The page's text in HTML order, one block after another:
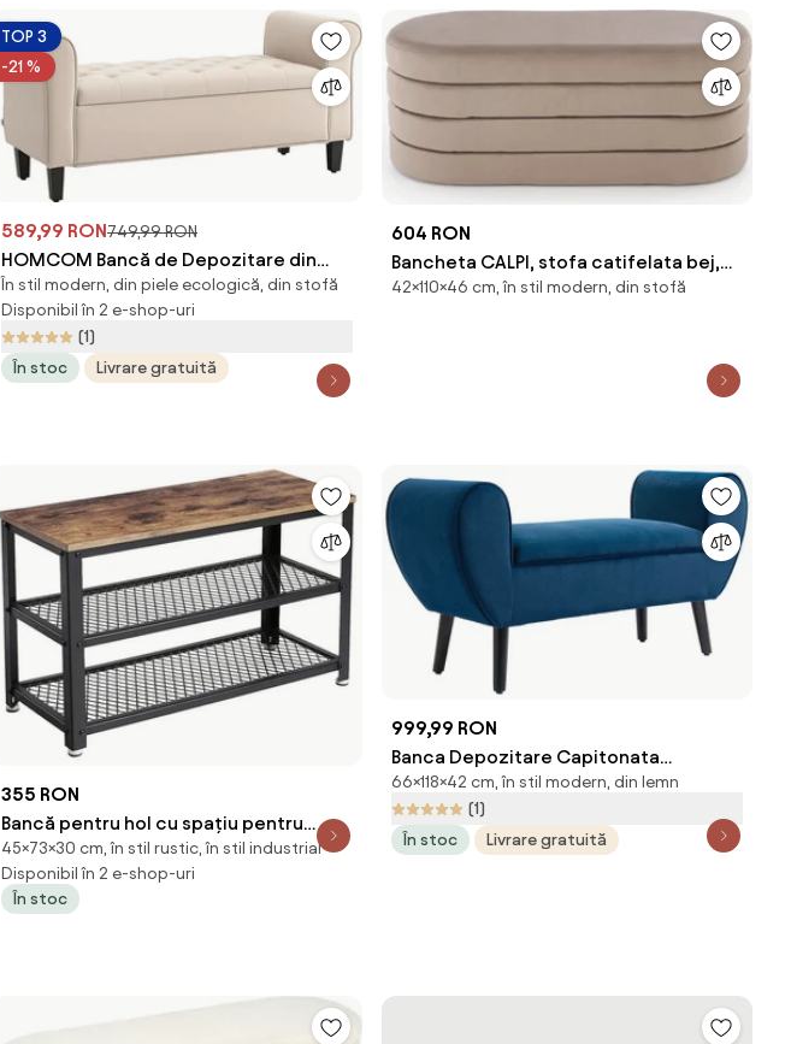
TOP 3
-21 %
589,99 RON749,99 RON
HOMCOM Bancă de Depozitare din
Țesătură tip Catifea cu Spațiu Ascuns,
Bej | Aosom Romania
În stil modern, din piele ecologică, din stofă
Disponibil în 2 e-shop-uri
(1)
În stoc
Livrare gratuită
604 RON
Bancheta CALPI, stofa catifelata bej,
110x46x42 cm
42×110×46 cm, în stil modern, din stofă
355 RON
Bancă pentru hol cu spațiu pentru
pantofi INDY, 73x30x45cm, maro/negru
Vasagle
45×73×30 cm, în stil rustic, în stil industrial
Disponibil în 2 e-shop-uri
În stoc
999,99 RON
Banca Depozitare Capitonata
HOMCOM, Banca Capatul patului din
Tesatura Catifelata cu Cotiere,
118x42x66cm, Albastru inchis | Aosom
66×118×42 cm, în stil modern, din lemn
(1)
În stoc
Livrare gratuită